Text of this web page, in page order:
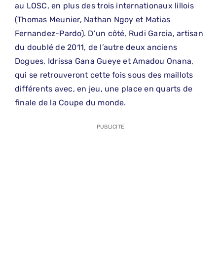
au LOSC, en plus des trois internationaux lillois
(Thomas Meunier, Nathan Ngoy et Matias
Fernandez-Pardo). D’un côté, Rudi Garcia, artisan
du doublé de 2011, de l’autre deux anciens
Dogues, Idrissa Gana Gueye et Amadou Onana,
qui se retrouveront cette fois sous des maillots
différents avec, en jeu, une place en quarts de
finale de la Coupe du monde.
PUBLICITE